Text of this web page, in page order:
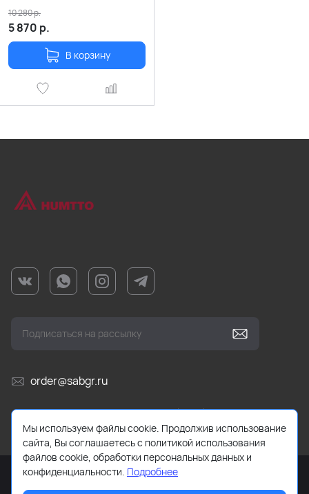
5 870 р.
10 280р.
В корзину
order@sabgr.ru
Ежедневно с 10:00 до 19:00 (МСК)
Мы используем файлы cookie. Продолжив использование
сайта, Вы соглашаетесь с политикой использования
файлов cookie, обработки персональных данных и
конфиденциальности. Подробнее